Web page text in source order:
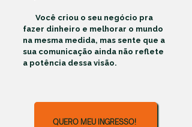
Você criou o seu negócio pra
fazer dinheiro e melhorar o mundo
na mesma medida, mas sente que a
sua comunicação ainda não reflete
a potência dessa visão.
QUERO MEU INGRESSO!